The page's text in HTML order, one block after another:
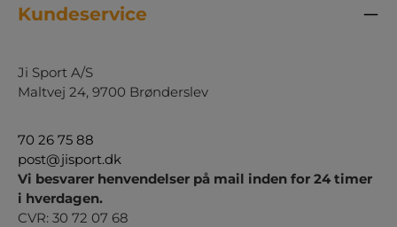
Kundeservice
Ji Sport A/S
Maltvej 24, 9700 Brønderslev
70 26 75 88
post@jisport.dk
Vi besvarer henvendelser på mail inden for 24 timer
i hverdagen.
CVR: 30 72 07 68